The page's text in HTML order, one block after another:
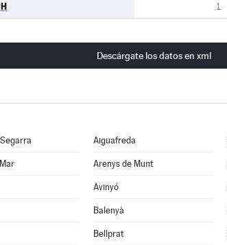
1
Descárgate los datos en xml
Aiguafreda
Arenys de Munt
Avinyó
Balenyà
Bellprat